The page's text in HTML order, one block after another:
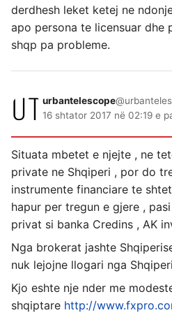
derdhesh leket ketej ne
apo persona te licensuar dhe
shqp pa probleme.
urbantelescope
16 shtator 2017 në 02:19 e
Situata mbetet e njejte , ne
private ne Shqiperi , por do
instrumente financiare te
hapur per tregun e gjere ,
privat si banka Credins , AK
Nga brokerat jashte
nuk lejojne llogari nga
Kjo eshte nje nder me
shqiptare http://